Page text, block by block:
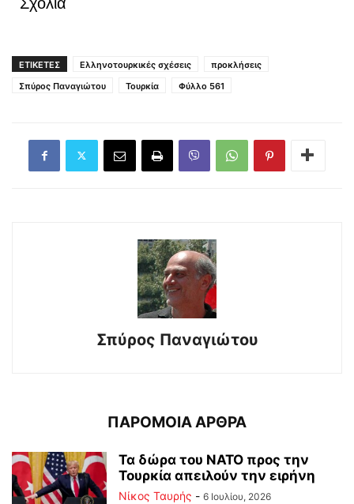
ΕΤΙΚΕΤΕΣ Ελληνοτουρκικές σχέσεις
προκλήσεις
Σπύρος Παναγιώτου
Τουρκία Φύλλο 561
Σπύρος Παναγιώτου
ΠΑΡΟΜΟΙΑ ΑΡΘΡΑ
Τα δώρα του ΝΑΤΟ προς την
Τουρκία απειλούν την ειρήνη
Νίκος Ταυρής - 6 Ιουλίου, 2026